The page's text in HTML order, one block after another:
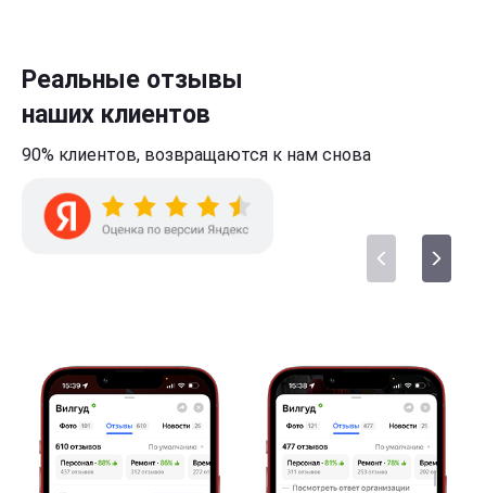
Реальные отзывы
наших клиентов
90% клиентов, возвращаются к нам снова